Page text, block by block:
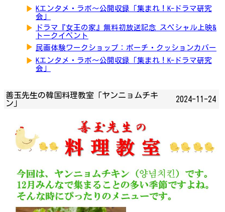
▶ Kエンタメ・ラボ～公開収録「集まれ！K-ドラマ研究
会」
▶
ドラマ『女王の家』無料初放送記念 スペシャル上映&
トークイベント
▶ 民画体験ワークショップ：ポーチ・クッションカバー
▶ Kエンタメ・ラボ～公開収録「集まれ！K-ドラマ研究
会」
善玉先生の韓国料理教室「ヤンニョムチキ
ン」
2024-11-24